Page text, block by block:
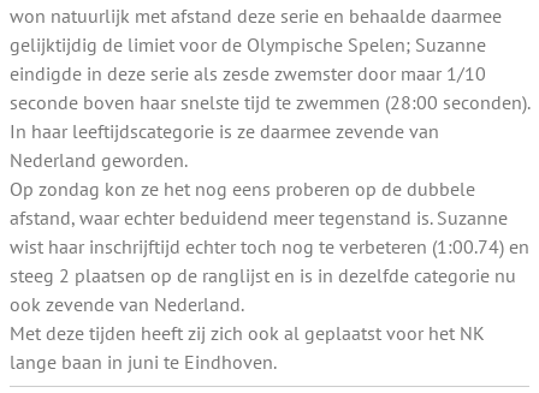
won natuurlijk met afstand deze serie en behaalde daarmee
gelijktijdig de limiet voor de Olympische Spelen; Suzanne
eindigde in deze serie als zesde zwemster door maar 1/10
seconde boven haar snelste tijd te zwemmen (28:00 seconden).
In haar leeftijdscategorie is ze daarmee zevende van
Nederland geworden.
Op zondag kon ze het nog eens proberen op de dubbele
afstand, waar echter beduidend meer tegenstand is. Suzanne
wist haar inschrijftijd echter toch nog te verbeteren (1:00.74) en
steeg 2 plaatsen op de ranglijst en is in dezelfde categorie nu
ook zevende van Nederland.
Met deze tijden heeft zij zich ook al geplaatst voor het NK
lange baan in juni te Eindhoven.